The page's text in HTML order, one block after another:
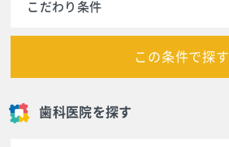
こだわり条件
この条件で探す
歯科医院を探す